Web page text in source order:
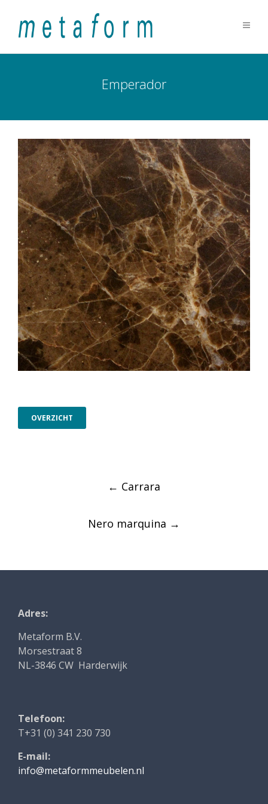
Emperador
OVERZICHT
← Carrara
Nero marquina →
Adres:
Metaform B.V.
Morsestraat 8
NL-3846 CW Harderwijk
Telefoon:
T+31 (0) 341 230 730
E-mail:
info@metaformmeubelen.nl